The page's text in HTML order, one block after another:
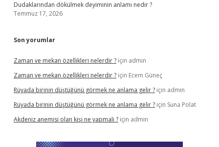
Dudaklarından dökülmek deyiminin anlamı nedir ?
Temmuz 17, 2026
Son yorumlar
Zaman ve mekan özellikleri nelerdir ? için admin
Zaman ve mekan özellikleri nelerdir ? için Ecem Güneç
Rüyada birinin düştüğünü görmek ne anlama gelir ? için admin
Rüyada birinin düştüğünü görmek ne anlama gelir ? için Suna Polat
Akdeniz anemisi olan kişi ne yapmalı ? için admin